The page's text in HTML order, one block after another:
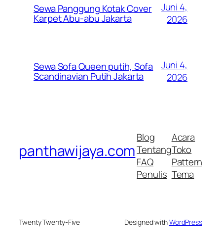
Sewa Panggung Kotak Cover
Karpet Abu-abu Jakarta
Juni 4,
2026
Sewa Sofa Queen putih, Sofa
Scandinavian Putih Jakarta
Juni 4,
2026
panthawijaya.com
Blog
Tentang
FAQ
Penulis
Acara
Toko
Pattern
Tema
Twenty Twenty-Five Designed withWordPress